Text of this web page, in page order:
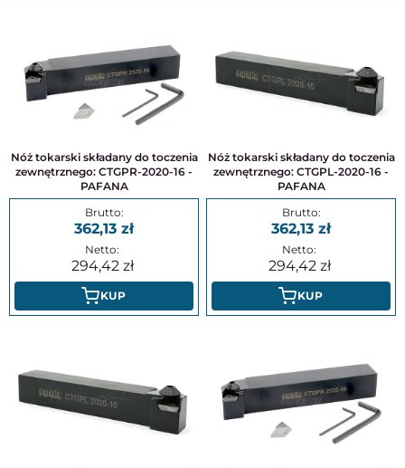
Nóż tokarski składany do toczenia
zewnętrznego: CTGPR-2020-16 -
PAFANA
362,13
294,42
KUP
Nóż tokarski składany do toczenia
zewnętrznego: CTGPL-2020-16 -
PAFANA
362,13
294,42
KUP